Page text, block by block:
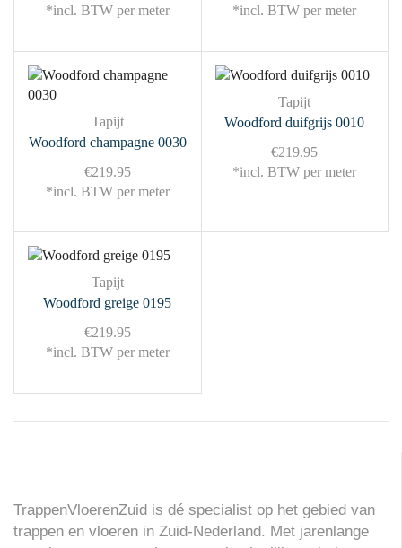
*incl. BTW per meter
*incl. BTW per meter
Tapijt
Woodford champagne 0030
€219.95
*incl. BTW per meter
Tapijt
Woodford duifgrijs 0010
€219.95
*incl. BTW per meter
Tapijt
Woodford greige 0195
€219.95
*incl. BTW per meter
TrappenVloerenZuid is dé specialist op het gebied van
trappen en vloeren in Zuid-Nederland. Met jarenlange